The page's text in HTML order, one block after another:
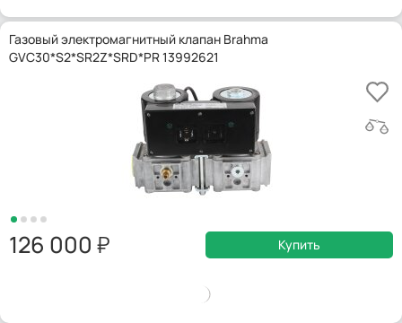
Газовый электромагнитный клапан Brahma
GVC30*S2*SR2Z*SRD*PR 13992621
126 000 Купить